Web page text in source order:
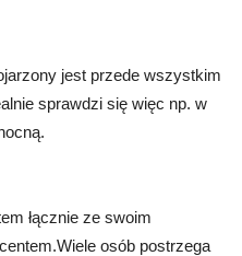
jest przede wszystkim
sprawdzi się więc np. w
łącznie ze swoim
osób postrzega